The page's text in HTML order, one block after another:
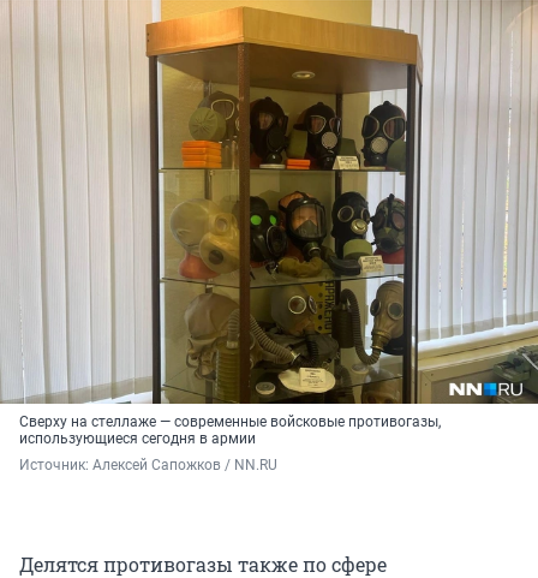
Сверху на стеллаже — современные войсковые противогазы,
использующиеся сегодня в армии
Источник: Алексей Сапожков / NN.RU
Делятся противогазы также по сфере